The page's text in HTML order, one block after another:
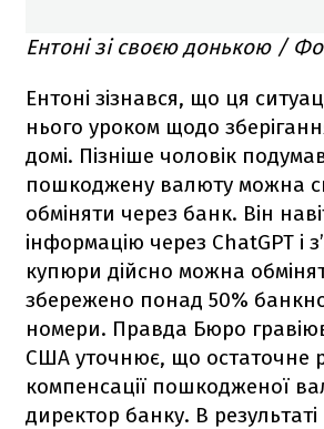
Ентоні зі своєю донькою /
Ентоні зізнався, що ця
нього уроком щодо
домі. Пізніше чоловік
пошкоджену валюту можна
обміняти через банк. Він
інформацію через ChatGPT і
купюри дійсно можна
збережено понад 50%
номери. Правда Бюро
США уточнює, що остаточне
компенсації пошкодженої
директор банку. В